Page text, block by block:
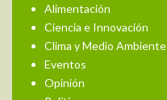
Alimentación
Ciencia e Innovación
Clima y Medio Ambiente
Eventos
Opinión